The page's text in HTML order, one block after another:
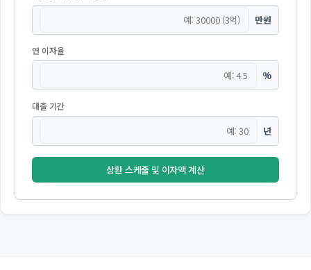
만원
연 이자율
%
대출 기간
년
상환 스케줄 및 이자액 계산